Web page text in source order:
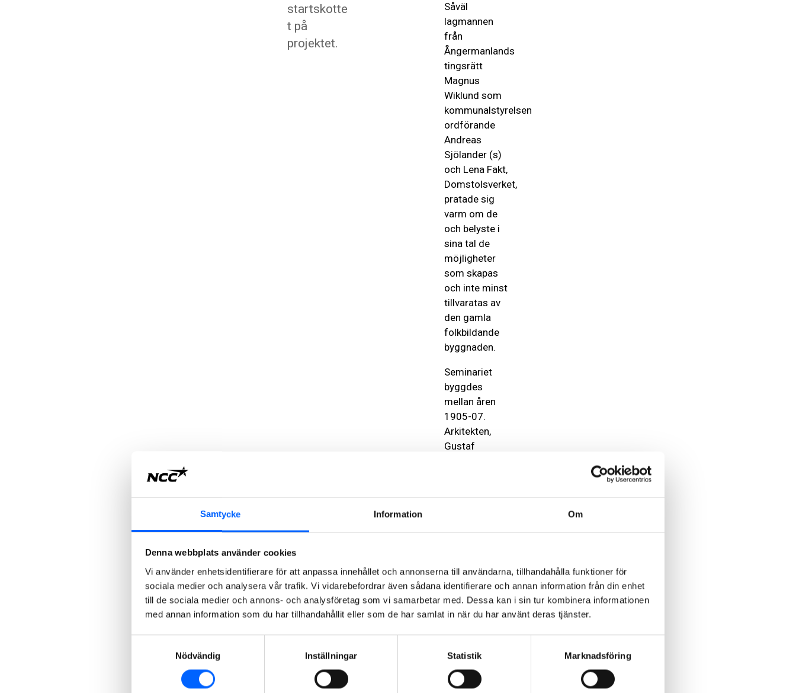
Samtycke Information Om
Denna webbplats använder cookies
Vi använder enhetsidentifierare för att anpassa innehållet och annonserna till användarna, tillhandahålla funktioner för
sociala medier och analysera vår trafik. Vi vidarebefordrar även sådana identifierare och annan information från din enhet
till de sociala medier och annons- och analysföretag som vi samarbetar med. Dessa kan i sin tur kombinera informationen
med annan information som du har tillhandahållit eller som de har samlat in när du har använt deras tjänster.
Nödvändig
Inställningar Statistik Marknadsföring
startskotte
t på
projektet.
Såväl
lagmannen
från
Ångermanlands
tingsrätt
Magnus
Wiklund som
kommunalstyrelsen
ordförande
Andreas
Sjölander (s)
och Lena Fakt,
Domstolsverket,
pratade sig
varm om de
och belyste i
sina tal de
möjligheter
som skapas
och inte minst
tillvaratas av
den gamla
folkbildande
byggnaden.
Seminariet
byggdes
mellan åren
1905-07.
Arkitekten,
Gustaf
Stockholm.
monumentalbyggnader;
Oscarskyrkan
och Sofia
Stockholm,
Gustav Adolfs
kyrka i
Sundsvall och